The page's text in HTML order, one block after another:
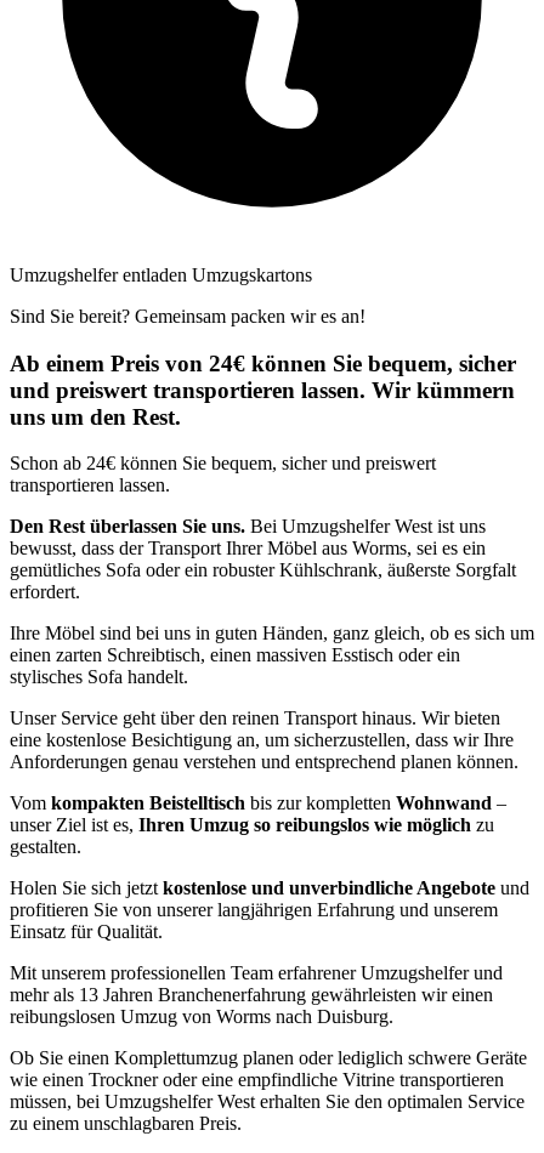
Umzugshelfer entladen Umzugskartons
Sind Sie bereit? Gemeinsam packen wir es an!
Ab einem Preis von 24€ können Sie bequem, sicher
und preiswert transportieren lassen. Wir kümmern
uns um den Rest.
Schon ab 24€ können Sie bequem, sicher und preiswert
transportieren lassen.
Den Rest überlassen Sie uns. Bei Umzugshelfer West ist uns
bewusst, dass der Transport Ihrer Möbel aus Worms, sei es ein
gemütliches Sofa oder ein robuster Kühlschrank, äußerste Sorgfalt
erfordert.
Ihre Möbel sind bei uns in guten Händen, ganz gleich, ob es sich um
einen zarten Schreibtisch, einen massiven Esstisch oder ein
stylisches Sofa handelt.
Unser Service geht über den reinen Transport hinaus. Wir bieten
eine kostenlose Besichtigung an, um sicherzustellen, dass wir Ihre
Anforderungen genau verstehen und entsprechend planen können.
Vom kompakten Beistelltisch bis zur kompletten Wohnwand –
unser Ziel ist es, Ihren Umzug so reibungslos wie möglich zu
gestalten.
Holen Sie sich jetzt kostenlose und unverbindliche Angebote und
profitieren Sie von unserer langjährigen Erfahrung und unserem
Einsatz für Qualität.
Mit unserem professionellen Team erfahrener Umzugshelfer und
mehr als 13 Jahren Branchenerfahrung gewährleisten wir einen
reibungslosen Umzug von Worms nach Duisburg.
Ob Sie einen Komplettumzug planen oder lediglich schwere Geräte
wie einen Trockner oder eine empfindliche Vitrine transportieren
müssen, bei Umzugshelfer West erhalten Sie den optimalen Service
zu einem unschlagbaren Preis.